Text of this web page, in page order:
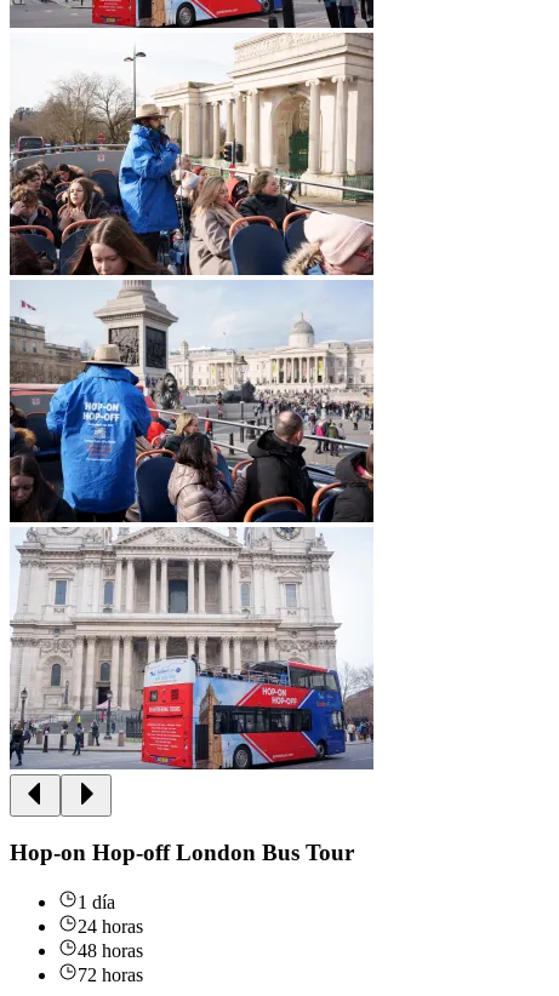
Hop-on Hop-off London Bus Tour
1 día
24 horas
48 horas
72 horas